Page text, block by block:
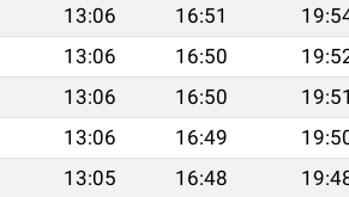
13:06 16:51
13:06 16:50
13:06 16:50 19:51
13:06 16:49
13:05 16:48